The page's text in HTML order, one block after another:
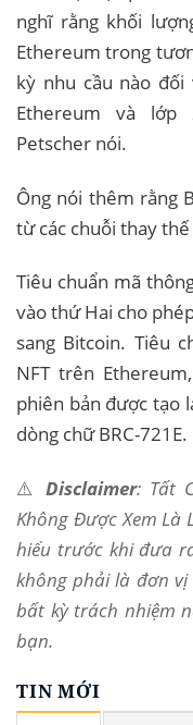
nghĩ rằng khối
Ethereum trong
kỳ nhu cầu nào đối
Ethereum và lớp
Petscher nói.
Ông nói thêm rằng
từ các chuỗi thay
Tiêu chuẩn mã
vào thứ Hai cho
sang Bitcoin. Tiêu
NFT trên
phiên bản được tạo
dòng chữ BRC-721E.
⚠️Disclaimer: Tất
Không Được Xem Là
hiểu trước khi đưa
không phải là đơn
bất kỳ trách nhiệm
bạn.
TIN MỚI